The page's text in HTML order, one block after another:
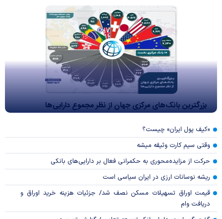
بزرگترین بانک‌های مرکزی جهان از نظر مجموع دارایی‌ها
«کیف پول ایران» چیست؟
وقتی سیم کارت وثیقه میشه
حرکت از مزایده‌محوری به حکمرانی فعال بر دارایی‌های بانکی
ریشه نوسانات ارزی در ایران سیاسی است
قیمت اوراق تسهیلات مسکن نصف شد/ جزئیات هزینه خرید اوراق و
دریافت وام